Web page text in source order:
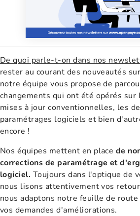
De quoi parle-t-on dans nos
rester au courant des nouveautés
notre équipe vous propose de
changements qui ont été opérés
mises à jour conventionnelles, les
paramétrages logiciels et bien
encore !
Nos équipes mettent en place de
corrections de paramétrage et
logiciel. Toujours dans l'optique de
nous lisons attentivement vos
nous adaptons notre feuille de
vos demandes d'améliorations.